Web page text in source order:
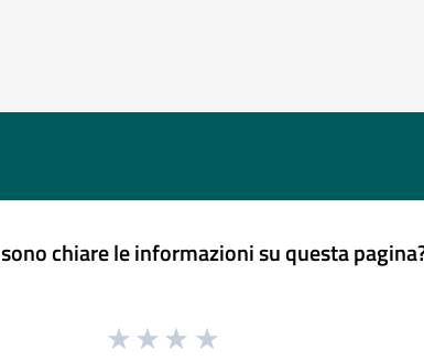
chiare le informazioni su questa